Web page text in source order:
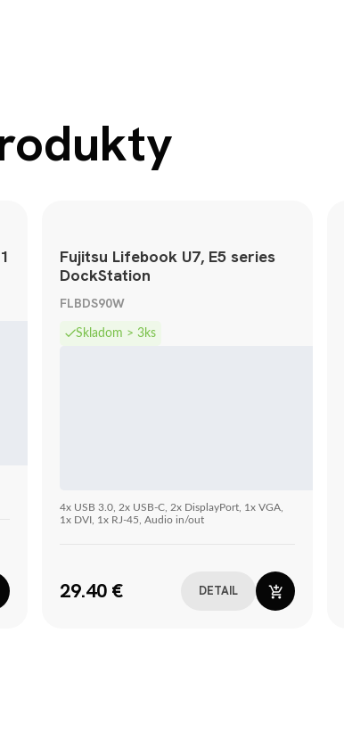
Fujitsu Lifebook U7, E5 series
DockStation
FLBDS90W
Skladom > 3ks
4x USB 3.0, 2x USB-C, 2x DisplayPort, 1x VGA,
1x DVI, 1x RJ-45, Audio in/out
29.40 € DETAIL